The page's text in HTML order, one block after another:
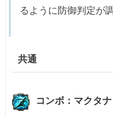
るように防御判定が
共通
コンボ：マクタ